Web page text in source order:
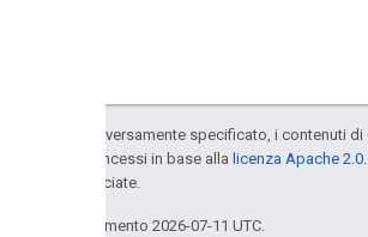
Salvo quando diversamente specificato, i contenuti
codice sono concessi in base alla licenza Apache 2.0
delle sue consociate.
Ultimo aggiornamento 2026-07-11 UTC.